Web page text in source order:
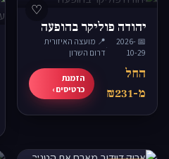
♡
יהודה פוליקר בהופעה
📅 2026-
10-29
·
📍 מועצה האיזורית
דרום השרון
החל
מ-₪231
הזמנת
כרטיסים ›